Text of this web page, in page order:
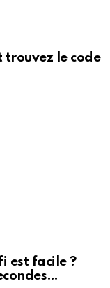
trouvez le code
est facile ?